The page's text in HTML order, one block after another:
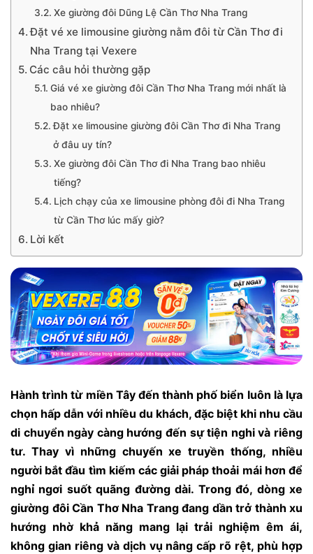
Xe giường đôi Dũng Lệ Cần Thơ Nha Trang
Đặt vé xe limousine giường nằm đôi từ Cần Thơ đi
Nha Trang tại Vexere
Các câu hỏi thường gặp
Giá vé xe giường đôi Cần Thơ Nha Trang mới nhất là
bao nhiêu?
Đặt xe limousine giường đôi Cần Thơ đi Nha Trang
ở đâu uy tín?
Xe giường đôi Cần Thơ đi Nha Trang bao nhiêu
tiếng?
Lịch chạy của xe limousine phòng đôi đi Nha Trang
từ Cần Thơ lúc mấy giờ?
Lời kết
Hành trình từ miền Tây đến thành phố biển luôn là lựa
chọn hấp dẫn với nhiều du khách, đặc biệt khi nhu cầu
di chuyển ngày càng hướng đến sự tiện nghi và riêng
tư. Thay vì những chuyến xe truyền thống, nhiều
người bắt đầu tìm kiếm các giải pháp thoải mái hơn để
nghỉ ngơi suốt quãng đường dài. Trong đó, dòng xe
giường đôi Cần Thơ Nha Trang đang dần trở thành xu
hướng nhờ khả năng mang lại trải nghiệm êm ái,
không gian riêng và dịch vụ nâng cấp rõ rệt, phù hợp